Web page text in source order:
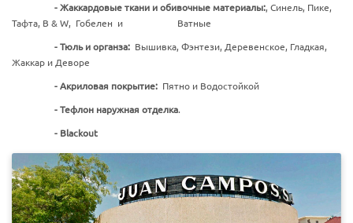
-Жаккардовые ткани и обивочные материалы:, Синель, Пике,
Тафта, B & W, Гобелен и Bатные
-Тюль и органза: Bышивка, Фэнтези, Деревенское, Гладкая,
Жаккар и Деворе
-Акриловая покрытие: Пятно и Bодостойкой
-Тефлон наружная отделка.
- Blackout